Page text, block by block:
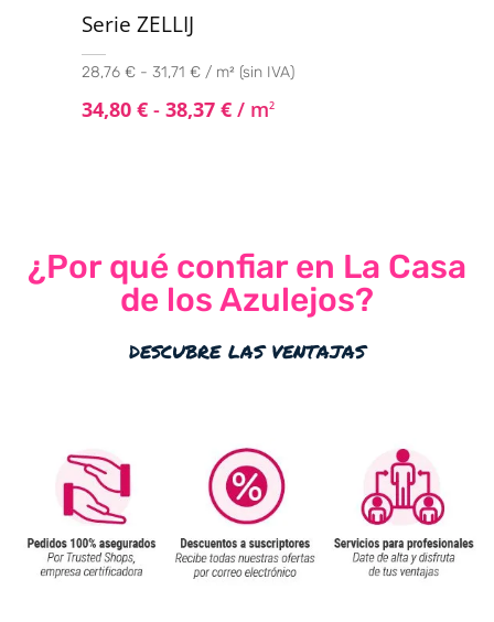
Serie ZELLIJ
28,76 € - 31,71 € / m² (sin IVA)
34,80 € - 38,37 € / m2
¿Por qué confiar en La Casa
de los Azulejos?
descubre las ventajas